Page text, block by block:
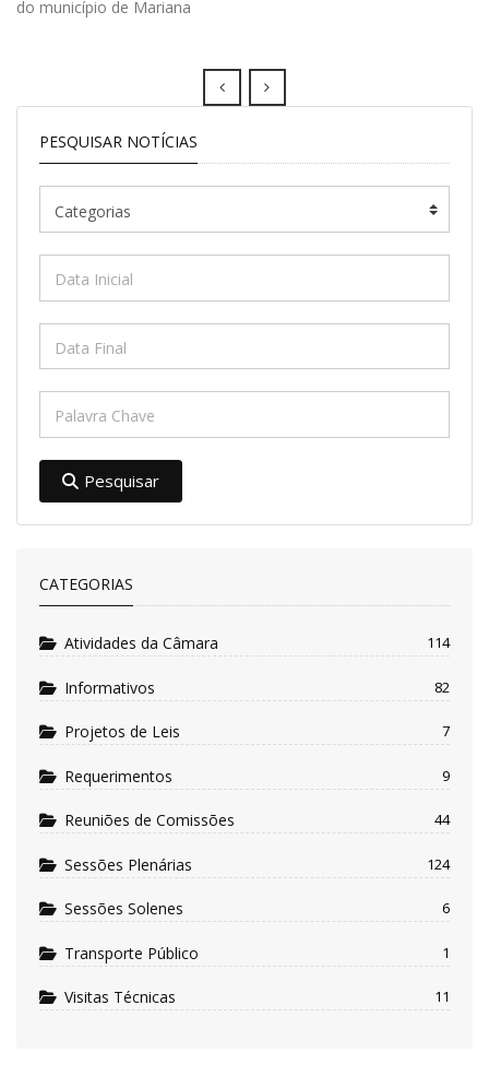
do município de Mariana
Prev Next
PESQUISAR NOTÍCIAS
Pesquisar
CATEGORIAS
Atividades da Câmara 114
Informativos 82
Projetos de Leis 7
Requerimentos 9
Reuniões de Comissões 44
Sessões Plenárias 124
Sessões Solenes 6
Transporte Público 1
Visitas Técnicas 11